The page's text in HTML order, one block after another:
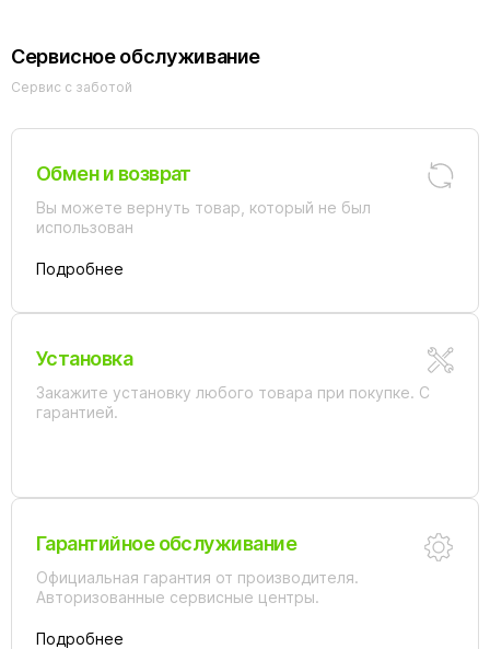
Сервисное обслуживание
Сервис с заботой
Обмен и возврат
Вы можете вернуть товар, который не был
использован
Подробнее
Установка
Закажите установку любого товара при покупке. С
гарантией.
Гарантийное обслуживание
Официальная гарантия от производителя.
Авторизованные сервисные центры.
Подробнее